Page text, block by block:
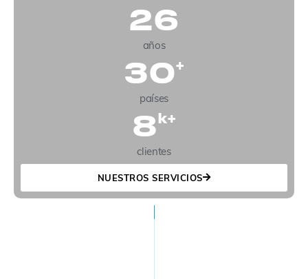
años
26
países
30+
clientes
8k+
NUESTROS SERVICIOS